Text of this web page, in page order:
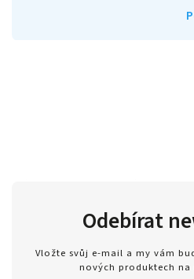
Odebírat
Vložte svůj e-mail a my vám
nových produktech na